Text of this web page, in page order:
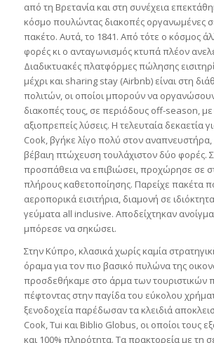
από τη Βρετανία και στη συνέχεια
κόσμο πουλώντας διακοπές οργανωμένες
πακέτο. Αυτά, το 1841. Από τότε ο κόσμος
φορές κι ο ανταγωνισμός κτυπά πλέον
Διαδικτυακές πλατφόρμες πώλησης
μέχρι και sharing stay (Airbnb) είναι στη
πολιτών, οι οποίοι μπορούν να οργανώσουν
διακοπές τους, σε περιόδους off-season, με
αξιοπρεπείς λύσεις. Η τελευταία δεκαετία
Cook, βγήκε λίγο πολύ στον
βέβαιη πτώχευση τουλάχιστον δύο φορές.
προσπάθεια να επιβιώσει, προχώρησε σε
πλήρους καθετοποίησης. Παρείχε πακέτα
αεροπορικά εισιτήρια, διαμονή σε
γεύματα all inclusive. Αποδείχτηκαν
μπόρεσε να σηκώσει.
Στην Κύπρο, κλασικά χωρίς καμία
όραμα για τον πιο βασικό πυλώνα της
προσδεθήκαμε στο άρμα των τουριστικών
πέφτοντας στην παγίδα του εύκολου
ξενοδοχεία παρέδωσαν τα κλειδιά
Cook, Tui και Biblio Globus, οι οποίοι τους
και 100% πληρότητα. Τα πρακτορεία με τη